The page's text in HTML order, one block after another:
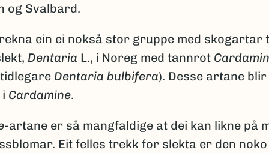
og Svalbard.
ein ei nokså stor gruppe med skogartar
Dentaria L., i Noreg med tannrot
Dentaria bulbifera). Desse artane blir
Cardamine.
-artane er så mangfaldige at dei kan likne på
Eit felles trekk for slekta er den noko